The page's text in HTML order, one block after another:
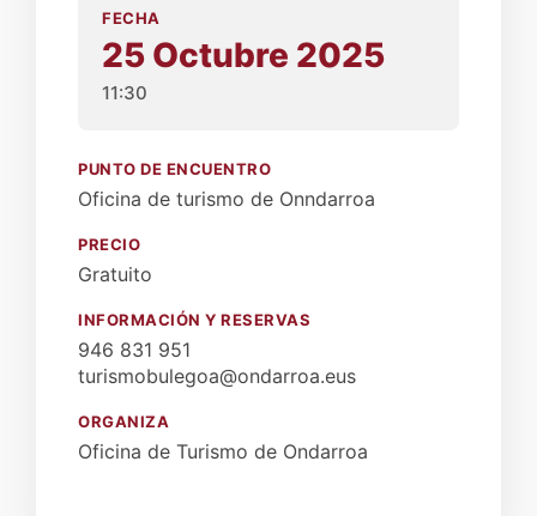
FECHA
25 Octubre 2025
11:30
PUNTO DE ENCUENTRO
Oficina de turismo de Onndarroa
PRECIO
Gratuito
INFORMACIÓN Y RESERVAS
946 831 951
turismobulegoa@ondarroa.eus
ORGANIZA
Oficina de Turismo de Ondarroa